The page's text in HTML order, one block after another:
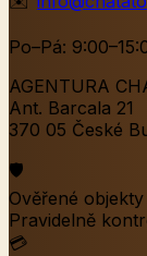
Po–Pá:
AGENTURA
Ant. Barcala 21
370 05 České
🛡️
Ověřené objekty
Pravidelně
💳